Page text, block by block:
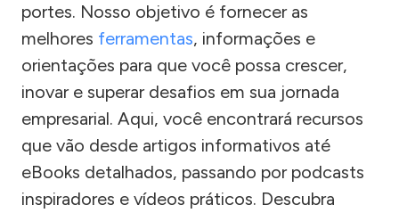
portes. Nosso objetivo é fornecer as
melhores ferramentas, informações e
orientações para que você possa crescer,
inovar e superar desafios em sua jornada
empresarial. Aqui, você encontrará recursos
que vão desde artigos informativos até
eBooks detalhados, passando por podcasts
inspiradores e vídeos práticos. Descubra